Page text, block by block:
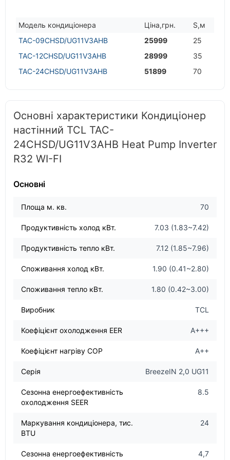
Модель кондицiонера Цiна,грн.
S,м
TAC-09CHSD/UG11V3AHB
25999
25
TAC-12CHSD/UG11V3AHB
28999
35
TAC-24CHSD/UG11V3AHB
51899 70
Основні характеристики Кондиціонер
настінний TCL TAC-
24CHSD/UG11V3AHB Heat Pump Inverter
R32 WI-FI
Основні
Площа м. кв. 70
Продуктивність холод кВт. 7.03 (1.83~7.42)
Продуктивність тепло кВт. 7.12 (1.85~7.96)
Споживання холод кВт. 1.90 (0.41~2.80)
Споживання тепло кВт. 1.80 (0.42~3.00)
Виробник TCL
Коефіцієнт охолодження EER А+++
Коефіцієнт нагріву COP А++
Серія BreezeIN 2,0 UG11
Сезонна енергоефективність
охолодження SEER
8.5
Маркування кондиціонера, тис.
BTU
24
Сезонна енергоефективність
4,7